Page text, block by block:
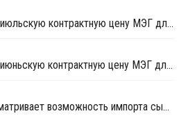
MEGlobal номинировала июльскую контрактную цену МЭГ для Азии
MEGlobal номинировала июньскую контрактную цену МЭГ для Азии
Indorama Ventures рассматривает возможность импорта сырья из Азии